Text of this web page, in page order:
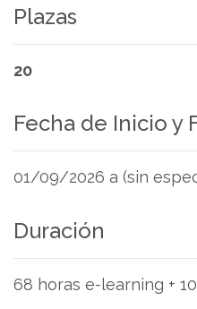
Plazas
20
Fecha de Inicio y
01/09/2026 a (sin
Duración
68 horas e-learning +